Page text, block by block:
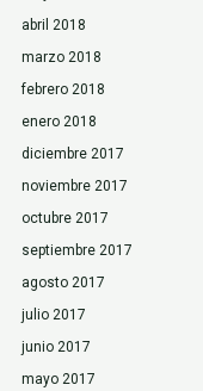
abril 2018
marzo 2018
febrero 2018
enero 2018
diciembre 2017
noviembre 2017
octubre 2017
septiembre 2017
agosto 2017
julio 2017
junio 2017
mayo 2017